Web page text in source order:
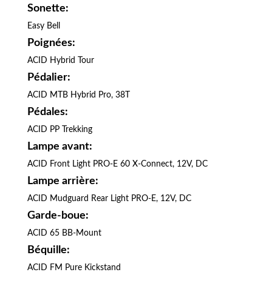
Sonette:
Easy Bell
Poignées:
ACID Hybrid Tour
Pédalier:
ACID MTB Hybrid Pro, 38T
Pédales:
ACID PP Trekking
Lampe avant:
ACID Front Light PRO-E 60 X-Connect, 12V, DC
Lampe arrière:
ACID Mudguard Rear Light PRO-E, 12V, DC
Garde-boue:
ACID 65 BB-Mount
Béquille:
ACID FM Pure Kickstand